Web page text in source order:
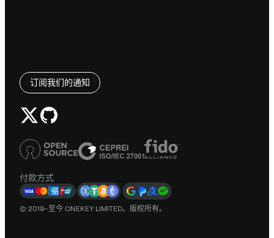
订阅我们的通知
付款方式
© 2019–至今 ONEKEY LIMITED。版权所有。